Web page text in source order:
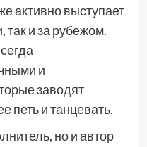
активно выступает
так и за рубежом.
и
заводят
петь и танцевать.
но и автор